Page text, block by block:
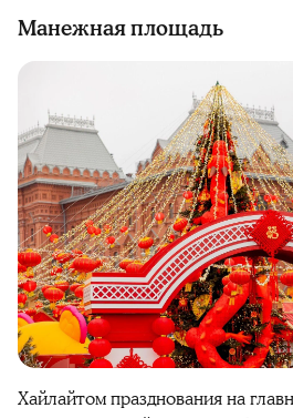
Манежная площадь
Хайлайтом празднования на